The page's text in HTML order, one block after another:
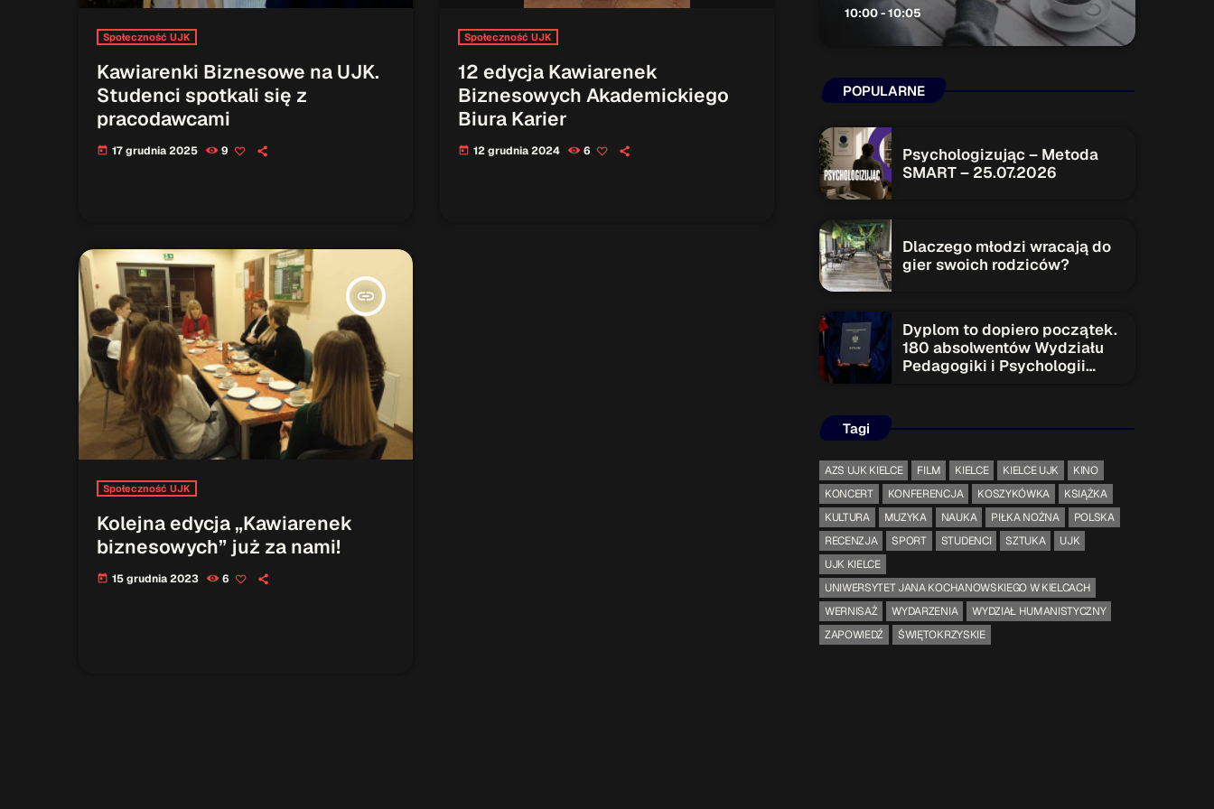
Audycja
Serwis Informacyjny
Gdzie TymRazem?
17:00 - 17:05
Serwis Informacyjny
TOP CHART
Społeczność UJK
Kawiarenki Biznesowe na UJK.
Studenci spotkali się z
pracodawcami
today 17 grudnia 2025 9
Społeczność UJK
12 edycja Kawiarenek
Biznesowych Akademickiego
Biura Karier
today 12 grudnia 2024 6
insert_link
Społeczność UJK
Kolejna edycja „Kawiarenek
biznesowych” już za nami!
today 15 grudnia 2023 6
10:00 - 10:05
POPULARNE
Psychologizując – Metoda
SMART – 25.07.2026
Dlaczego młodzi wracają do
gier swoich rodziców?
Dyplom to dopiero początek.
180 absolwentów Wydziału
Pedagogiki i Psychologii
Tagi
AZS UJK KIELCE FILM KIELCE KIELCE UJK
KINO
KONCERT
KONFERENCJA KOSZYKÓWKA
KSIĄŻKA
KULTURA
MUZYKA NAUKA PIŁKA NOŻNA
POLSKA
RECENZJA
SPORT STUDENCI SZTUKA
UJK
UJK KIELCE
UNIWERSYTET JANA KOCHANOWSKIEGO W KIELCACH
WERNISAŻ
WYDARZENIA
WYDZIAŁ HUMANISTYCZNY
ZAPOWIEDŹ
ŚWIĘTOKRZYSKIE